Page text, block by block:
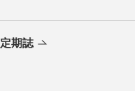
定期誌